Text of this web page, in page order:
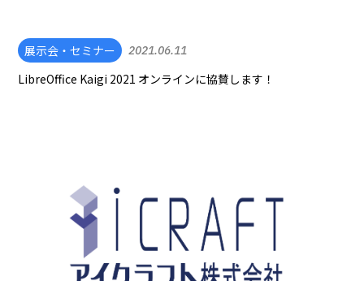
展示会・セミナー 2021.06.11
LibreOffice Kaigi 2021 オンラインに協賛します！